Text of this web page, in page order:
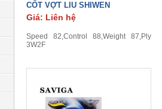
CỐT VỢT LIU SHIWEN
Giá: Liên hệ
Speed 82,Control 88,Weight 87,Ply
3W2F